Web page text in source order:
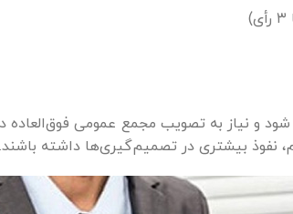
و نیاز به تصویب مجمع عمومی فوق‌العاده
نفوذ بیشتری در تصمیم‌گیری‌ها داشته باشند.